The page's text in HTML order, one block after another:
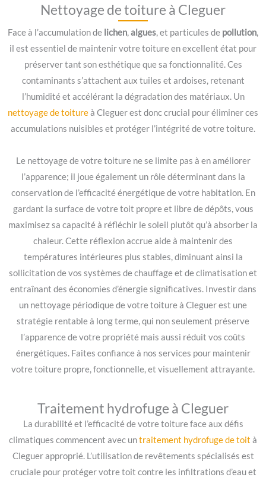
Nettoyage de toiture à Cleguer
Face à l’accumulation de lichen,algues, et particules de pollution,
il est essentiel de maintenir votre toiture en excellent état pour
préserver tant son esthétique que sa fonctionnalité. Ces
contaminants s’attachent aux tuiles et ardoises, retenant
l’humidité et accélérant la dégradation des matériaux. Un
nettoyage de toitureà Cleguer est donc crucial pour éliminer ces
accumulations nuisibles et protéger l’intégrité de votre toiture.
Le nettoyage de votre toiture ne se limite pas à en améliorer
l’apparence; il joue également un rôle déterminant dans la
conservation de l’efficacité énergétique de votre habitation. En
gardant la surface de votre toit propre et libre de dépôts, vous
maximisez sa capacité à réfléchir le soleil plutôt qu’à absorber la
chaleur. Cette réflexion accrue aide à maintenir des
températures intérieures plus stables, diminuant ainsi la
sollicitation de vos systèmes de chauffage et de climatisation et
entraînant des économies d’énergie significatives. Investir dans
un nettoyage périodique de votre toiture à Cleguer est une
stratégie rentable à long terme, qui non seulement préserve
l’apparence de votre propriété mais aussi réduit vos coûts
énergétiques. Faites confiance à nos services pour maintenir
votre toiture propre, fonctionnelle, et visuellement attrayante.
Traitement hydrofuge à Cleguer
La durabilité et l’efficacité de votre toiture face aux défis
climatiques commencent avec untraitement hydrofuge de toit à
Cleguer approprié. L’utilisation de revêtements spécialisés est
cruciale pour protéger votre toit contre les infiltrations d’eau et